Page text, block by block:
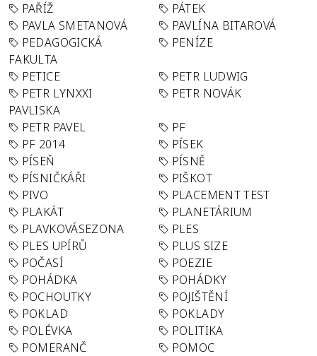
PAŘÍŽ
PÁTEK
PAVLA SMETANOVÁ
PAVLÍNA BITAROVÁ
PEDAGOGICKÁ
FAKULTA
PENÍZE
PETICE
PETR LUDWIG
PETR LYNXXI
PAVLISKA
PETR NOVÁK
PETR PAVEL
PF
PF 2014
PÍSEK
PÍSEŇ
PÍSNĚ
PÍSNIČKÁŘI
PIŠKOT
PIVO
PLACEMENT TEST
PLAKÁT
PLANETÁRIUM
PLAVKOVÁSEZONA
PLES
PLES UPÍRŮ
PLUS SIZE
POČASÍ
POEZIE
POHÁDKA
POHÁDKY
POCHOUTKY
POJIŠTĚNÍ
POKLAD
POKLADY
POLÉVKA
POLITIKA
POMERANČ
POMOC